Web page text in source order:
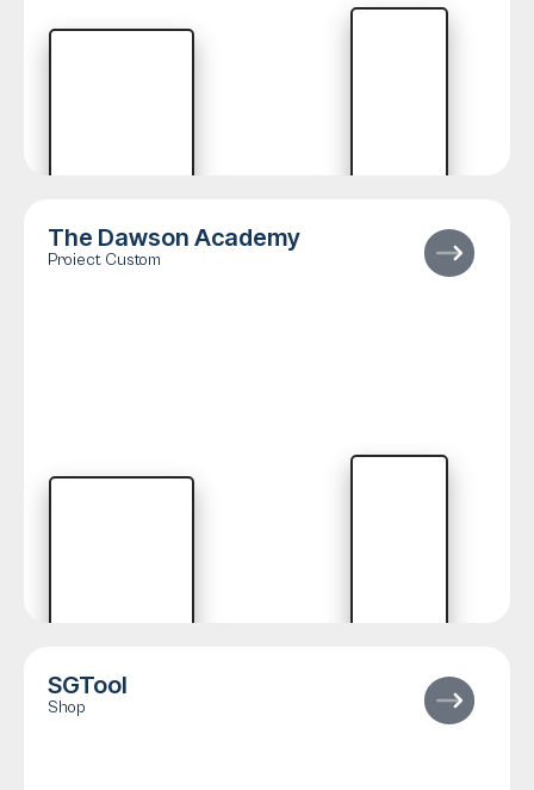
The Dawson Academy
Proiect Custom
SGTool
Shop